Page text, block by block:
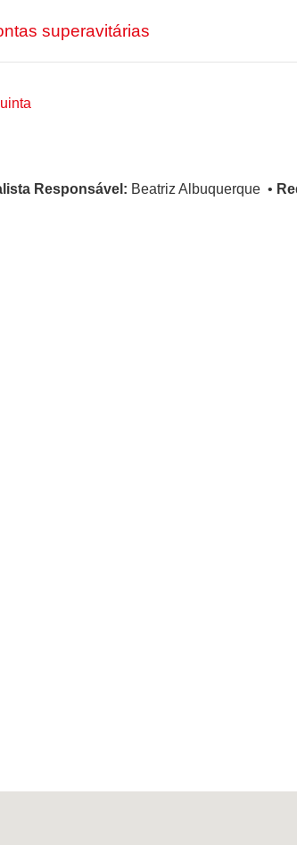
superavitárias
Responsável: Beatriz Albuquerque •